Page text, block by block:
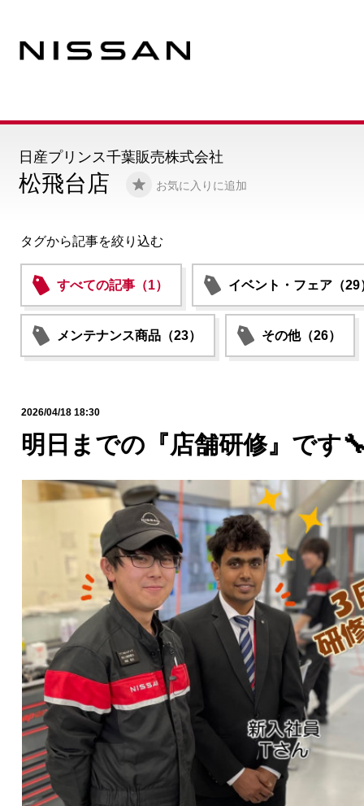
松飛台店 お気に入りに追加
日産プリンス千葉販売株式会社
タグから記事を絞り込む
すべての記事（1） イベント・フェア（29
メンテナンス商品（23） その他（26）
2026/04/18 18:30
明日までの『店舗研修』です